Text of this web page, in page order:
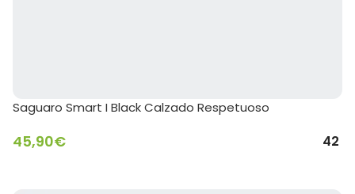
Saguaro Smart I Black Calzado Respetuoso
45,90€ 42